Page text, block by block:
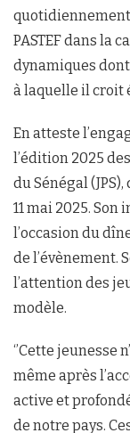
quotidiennement
PASTEF dans la
dynamiques
à laquelle il croit
En atteste
l’édition 2025
du Sénégal
11 mai 2025.
l’occasion du
de l’évènement.
l’attention des
modèle.
‘’Cette jeunesse
même après
active et
de notre pays.